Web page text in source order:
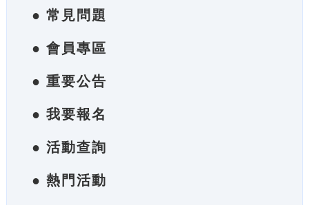
● 常見問題
● 會員專區
● 重要公告
● 我要報名
● 活動查詢
● 熱門活動